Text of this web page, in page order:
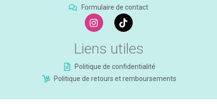
Formulaire de contact
Liens utiles
Politique de confidentialité
Politique de retours et remboursements